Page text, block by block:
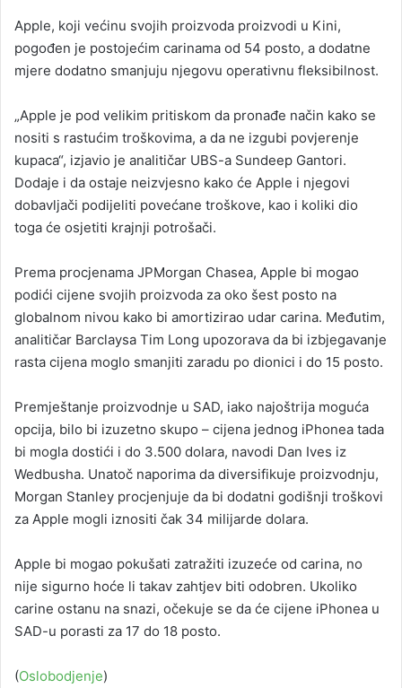
Apple, koji većinu svojih proizvoda proizvodi u Kini,
pogođen je postojećim carinama od 54 posto, a dodatne
mjere dodatno smanjuju njegovu operativnu fleksibilnost.
„Apple je pod velikim pritiskom da pronađe način kako se
nositi s rastućim troškovima, a da ne izgubi povjerenje
kupaca“, izjavio je analitičar UBS-a Sundeep Gantori.
Dodaje i da ostaje neizvjesno kako će Apple i njegovi
dobavljači podijeliti povećane troškove, kao i koliki dio
toga će osjetiti krajnji potrošači.
Prema procjenama JPMorgan Chasea, Apple bi mogao
podići cijene svojih proizvoda za oko šest posto na
globalnom nivou kako bi amortizirao udar carina. Međutim,
analitičar Barclaysa Tim Long upozorava da bi izbjegavanje
rasta cijena moglo smanjiti zaradu po dionici i do 15 posto.
Premještanje proizvodnje u SAD, iako najoštrija moguća
opcija, bilo bi izuzetno skupo – cijena jednog iPhonea tada
bi mogla dostići i do 3.500 dolara, navodi Dan Ives iz
Wedbusha. Unatoč naporima da diversifikuje proizvodnju,
Morgan Stanley procjenjuje da bi dodatni godišnji troškovi
za Apple mogli iznositi čak 34 milijarde dolara.
Apple bi mogao pokušati zatražiti izuzeće od carina, no
nije sigurno hoće li takav zahtjev biti odobren. Ukoliko
carine ostanu na snazi, očekuje se da će cijene iPhonea u
SAD-u porasti za 17 do 18 posto.
(Oslobodjenje)